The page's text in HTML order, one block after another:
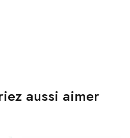
aussi aimer